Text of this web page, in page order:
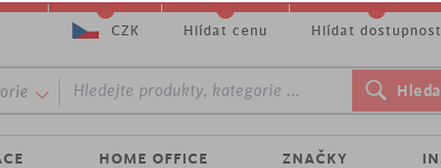
HOME OFFICE ZNAČKY
CZK Hlídat cenu Hlídat dostupnost